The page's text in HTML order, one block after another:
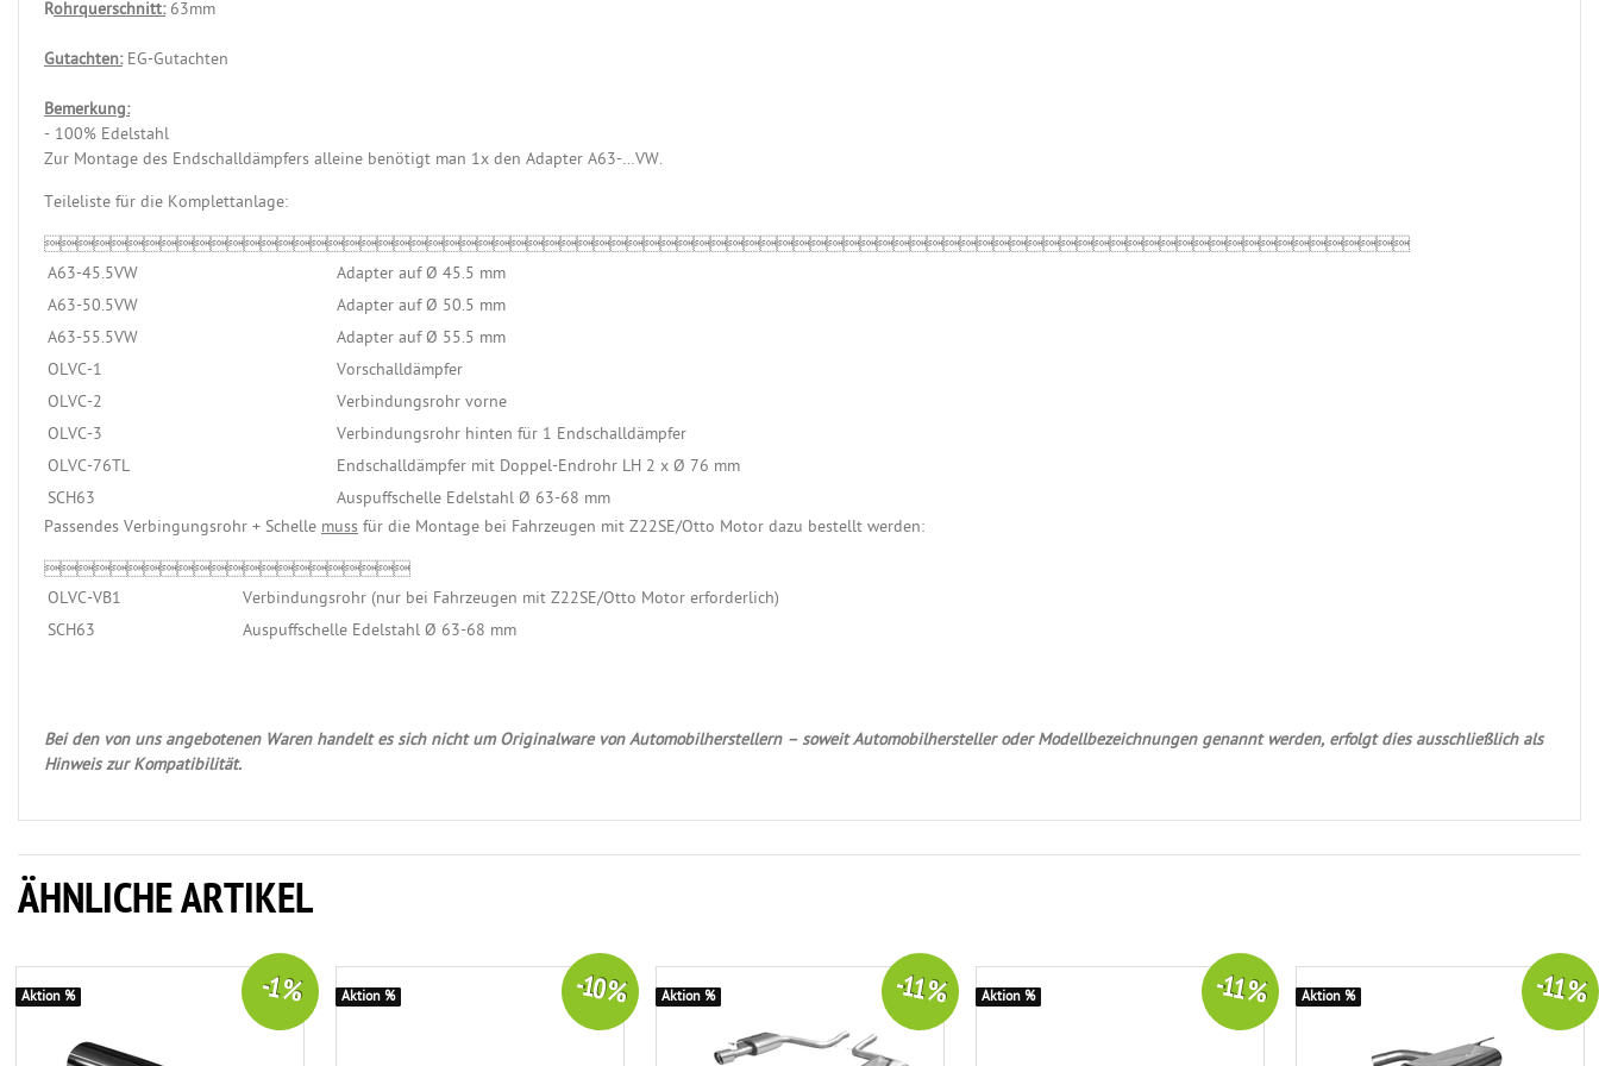
Rohrquerschnitt:63mm
Gutachten:EG-Gutachten
Bemerkung:
- 100% Edelstahl
Zur Montage des Endschalldämpfers alleine benötigt man 1x den Adapter A63-…VW.
Teileliste für die Komplettanlage:

A63-45.5VW
Adapter auf Ø 45.5 mm
A63-50.5VW
Adapter auf Ø 50.5 mm
A63-55.5VW
Adapter auf Ø 55.5 mm
OLVC-1
Vorschalldämpfer
OLVC-2
Verbindungsrohr vorne
OLVC-3
Verbindungsrohr hinten für 1 Endschalldämpfer
OLVC-76TL
Endschalldämpfer mit Doppel-Endrohr LH 2 x Ø 76 mm
SCH63
Auspuffschelle Edelstahl Ø 63-68 mm
Passendes Verbingungsrohr + Schelle muss für die Montage bei Fahrzeugen mit Z22SE/Otto Motor dazu bestellt werden:

OLVC-VB1
Verbindungsrohr (nur bei Fahrzeugen mit Z22SE/Otto Motor erforderlich)
SCH63
Auspuffschelle Edelstahl Ø 63-68 mm
Bei den von uns angebotenen Waren handelt es sich nicht um Originalware von Automobilherstellern – soweit Automobilhersteller oder Modellbezeichnungen genannt werden, erfolgt dies ausschließlich als
Hinweis zur Kompatibilität.
ÄHNLICHE ARTIKEL
-1 %
Aktion % -10 %
Aktion % -11 %
Aktion % -11 %
Aktion % -11 %
Aktion %